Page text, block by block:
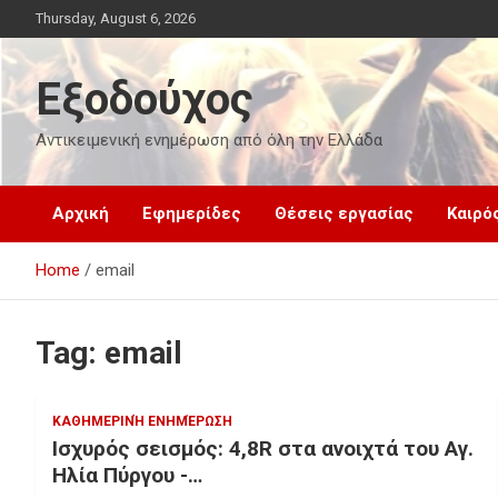
to
content
Thursday, August 6, 2026
Εξοδούχος
Αντικειμενική ενημέρωση από όλη την Ελλάδα
Αρχική Εφημερίδες Θέσεις εργασίας
Home email
Tag: email
ΚΑΘΗΜΕΡΙΝΉ ΕΝΗΜΈΡΩΣΗ
Ισχυρός σεισμός: 4,8R στα ανοιχτά του Αγ.
Ηλία Πύργου -…